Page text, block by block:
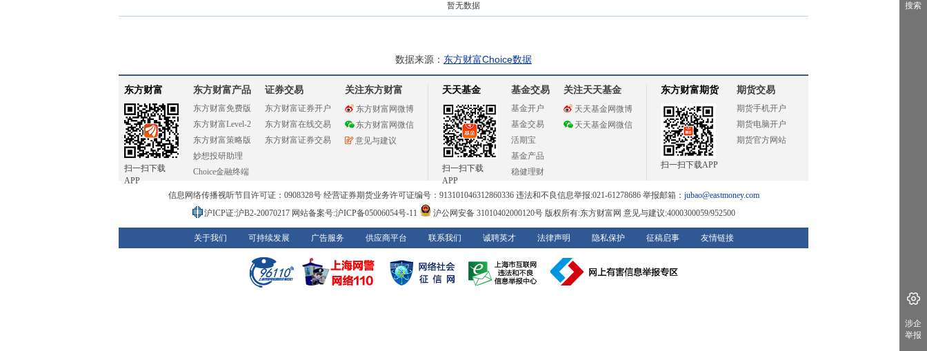
暂无数据
数据来源： 东方财富Choice数据
东方财富
扫一扫下载
APP
东方财富产品
东方财富免费版
东方财富Level-2
东方财富策略版
妙想投研助理
Choice金融终端
证券交易
东方财富证券开户
东方财富在线交易
东方财富证券交易
关注东方财富
东方财富网微博
东方财富网微信
意见与建议
天天基金
扫一扫下载
APP
基金交易
基金开户
基金交易
活期宝
基金产品
稳健理财
关注天天基金
天天基金网微博
天天基金网微信
东方财富期货
扫一扫下载APP
期货交易
期货手机开户
期货电脑开户
期货官方网站
信息网络传播视听节目许可证：0908328号 经营证券期货业务许可证编号：913101046312860336 违法和不良信息举报:021-61278686 举报邮箱： jubao@eastmoney.com
沪ICP证:沪B2-20070217 网站备案号:沪ICP备05006054号-11 沪公网安备 31010402000120号版权所有:东方财富网 意见与建议:4000300059/952500
关于我们 可持续发展 广告服务 供应商平台 联系我们 诚聘英才 法律声明 隐私保护 征稿启事 友情链接
搜索
涉企
举报